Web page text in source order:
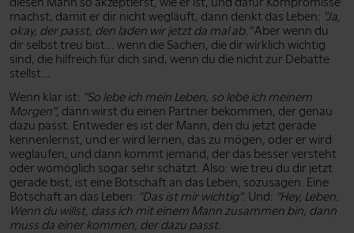
machst, damit er dir nicht wegläuft, dann denkt das Leben: "Ja,
okay, der passt, den laden wir jetzt da mal ab."Aber wenn du
dir selbst treu bist... wenn die Sachen, die dir wirklich wichtig
sind, die hilfreich für dich sind, wenn du die nicht zur Debatte
stellst...
Wenn klar ist: "So lebe ich mein Leben, so lebe ich meinem
Morgen", dann wirst du einen Partner bekommen, der genau
dazu passt. Entweder es ist der Mann, den du jetzt gerade
kennenlernst, und er wird lernen, das zu mögen, oder er wird
weglaufen, und dann kommt jemand, der das besser versteht
oder womöglich sogar sehr schätzt. Also: wie treu du dir jetzt
gerade bist, ist eine Botschaft an das Leben, sozusagen. Eine
Botschaft an das Leben: "Das ist mir wichtig". Und: "Hey, Leben.
Wenn du willst, dass ich mit einem Mann zusammen bin, dann
muss da einer kommen, der dazu passt.